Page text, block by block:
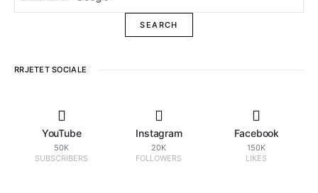
RRJETET SOCIALE
YouTube
50K
SUBSCRIBERS
Instagram
20K
FOLLOWERS
Facebook
150K
LIKES